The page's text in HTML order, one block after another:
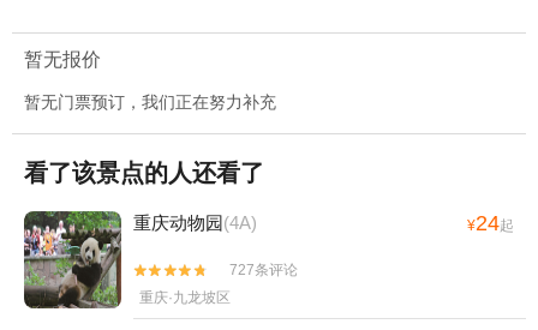
暂无报价
暂无门票预订，我们正在努力补充
看了该景点的人还看了
重庆动物园(4A) ¥24起


727条评论
重庆·九龙坡区